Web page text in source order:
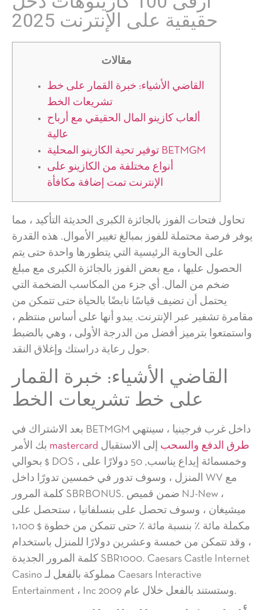
حقيقية على الإنترنت 2025
مقالات
القاضي الأشياء: خبرة القمار على خط
تشريعات الخط
ألعاب كازينو المال الحقيقي مع أرباح
عالية
توفير تحية الكازينو المحلية BETMGM
أنواع مختلفة من الكازينو على
الإنترنت تمت إضافة مكافأة
تحاول فتحات الفوز بالجائزة الكبرى الحديثة التأكيد ، مما
يوفر فرصة محتملة للفوز بمبالغ تغيير الأموال. هذه القدرة
على الحاوية الرئيسية التي يتطورها واحدة حتى يتم
الحصول عليها ، مع بعض الفوز بالجائزة الكبرى مع مبلغ
ضخم من المال. أي جزء من المكاسب الضخمة التي
يحتمل أن تضيف قياسًا نابضًا بالحياة حتى تتمكن من
مقامرة تشفير عبر الإنترنت. يبدو أنها على أساس منتظم ،
واستمتعوا بترميز أفضل من الدرجة الأولى ، وهي بالضبط
حول رعاية دراستك وإغلاق النقد.
القاضي الأشياء: خبرة القمار
على خط تشريعات الخط
بعد الاشتراك في BETMGM داخل غرب فرجينيا ، سينتهي
mastercard طرق الدفع والسحب إلى الاستقبال
بحوالي $ DOS ، وخمسمائة إيداع يناسب, 50 دولارًا على
المنزل ، وسوف تدور في خمسين تدورًا داخل WV مع
كلمة المرور SBRBONUS. ضمن قميص NJ-New ،
ميشيغان ، وسوف تحصل على بنسلفانيا ، ستحصل على
مكملة مائة ٪ بنسبة مائة ٪ حتى تتمكن من خطوة $ 1،100
، وقد تتمكن من خمسة وعشرين دولارًا للمنزل باستخدام
كلمة المرور الجديدة SBR1000. Caesars Castle Internet
Casino مملوكة بالفعل لـ Caesars Interactive
Entertainment ، Inc وستستند بالفعل خلال عام 2009.